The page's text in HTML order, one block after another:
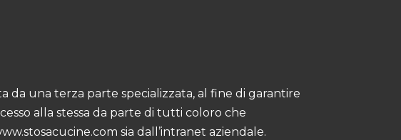
da una terza parte specializzata, al fine di garantire
alla stessa da parte di tutti coloro che
sia dall’intranet aziendale.